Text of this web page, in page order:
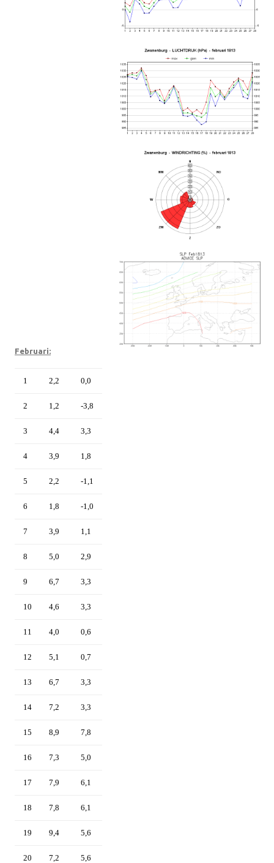
Februari:
1 2,2 0,0
2 1,2 -3,8
3 4,4 3,3
4 3,9 1,8
5 2,2 -1,1
6 1,8 -1,0
7 3,9 1,1
8 5,0 2,9
9 6,7 3,3
10 4,6 3,3
11 4,0 0,6
12 5,1 0,7
13 6,7 3,3
14 7,2 3,3
15 8,9 7,8
16 7,3 5,0
17 7,9 6,1
18 7,8 6,1
19 9,4 5,6
20 7,2 5,6